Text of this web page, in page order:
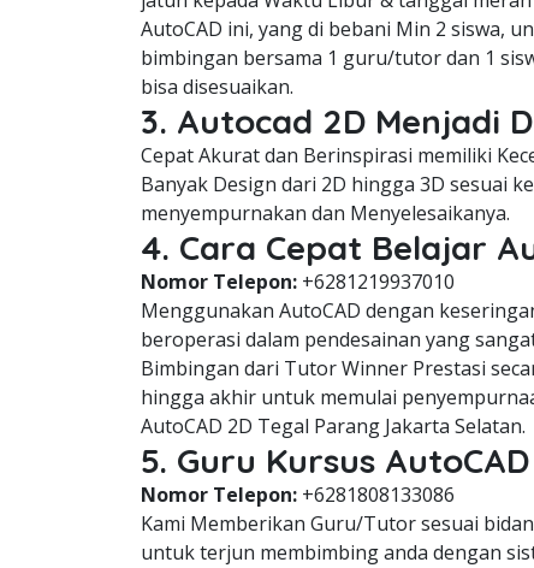
AutoCAD ini, yang di bebani Min 2 siswa,
bimbingan bersama 1 guru/tutor dan 1
bisa disesuaikan.
3. Autocad 2D Menjadi
Cepat Akurat dan Berinspirasi memiliki
Banyak Design dari 2D hingga 3D sesuai
menyempurnakan dan Menyelesaikanya.
4. Cara Cepat Belajar
Nomor Telepon: +6281219937010
Menggunakan AutoCAD dengan
beroperasi dalam pendesainan yang
Bimbingan dari Tutor Winner Prestasi
hingga akhir untuk memulai
AutoCAD 2D Tegal Parang Jakarta Selatan.
5. Guru Kursus
Nomor Telepon: +6281808133086
Kami Memberikan Guru/Tutor sesuai
untuk terjun membimbing anda dengan